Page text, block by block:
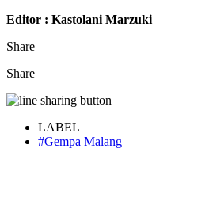
Editor : Kastolani Marzuki
Share
Share
LABEL
#Gempa Malang